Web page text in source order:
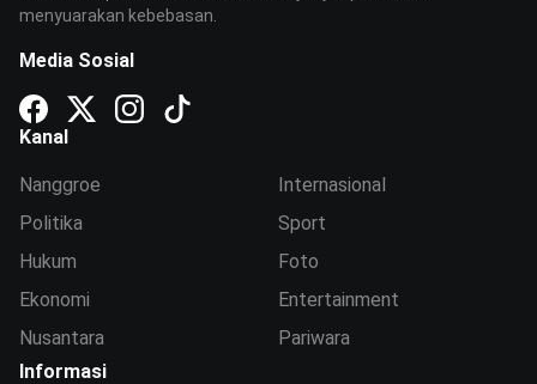
menyuarakan kebebasan.
Media Sosial
Kanal
Nanggroe
Politika
Hukum
Ekonomi
Nusantara
Internasional
Sport
Foto
Entertainment
Pariwara
Informasi